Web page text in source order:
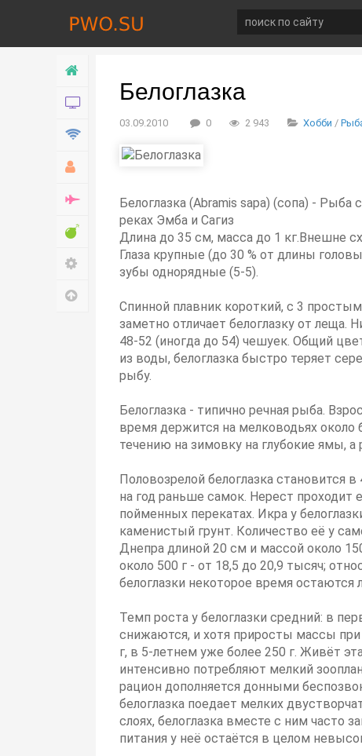
Новости
Война
Развлечение
Настройки
Белоглазка
03.09.2010 0 2 943 Хобби /
Белоглазка (Abramis sapa) (сопа) -
реках Эмба и Сагиз
Длина до 35 см, масса до 1 кг.Внешне
Глаза крупные (до 30 % от длины
зубы однорядные (5-5).
Спинной плавник короткий, с 3
заметно отличает белоглазку от леща.
48-52 (иногда до 54) чешуек. Общий
из воды, белоглазка быстро теряет
рыбу.
Белоглазка - типично речная рыба.
время держится на мелководьях
течению на зимовку на глубокие ямы,
Половозрелой белоглазка становится
на год раньше самок. Нерест проходит
пойменных перекатах. Икра у
каменистый грунт. Количество её у
Днепра длиной 20 см и массой около
около 500 г - от 18,5 до 20,9 тысяч;
белоглазки некоторое время остаются
Темп роста у белоглазки средний: в
снижаются, и хотя приросты массы при
г, в 5-летнем уже более 250 г. Живёт
интенсивно потребляют мелкий
рацион дополняется донными
белоглазка поедает мелких
слоях, белоглазка вместе с ним часто
питания у неё остаётся в целом